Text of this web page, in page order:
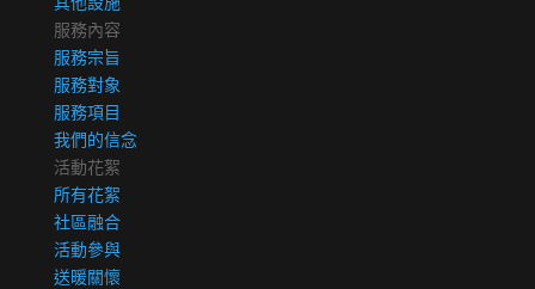
服務內容
服務宗旨
服務對象
服務項目
我們的信念
活動花絮
所有花絮
社區融合
活動參與
送暖關懷